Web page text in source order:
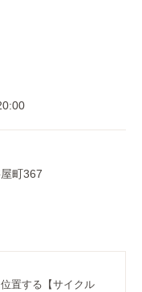
町367
置する【サイクル